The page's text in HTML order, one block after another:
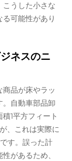
うした小さな
可能性があり
ネスのニ
品が床やラッ
。自動車部品卸
1平方フィート
、これは実際に
す。誤った計
があるため、